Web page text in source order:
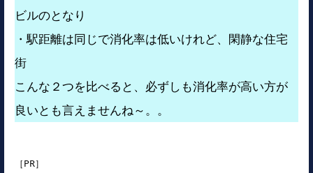
ビルのとなり
・駅距離は同じで消化率は低いけれど、閑静な住宅
街
こんな２つを比べると、必ずしも消化率が高い方が
良いとも言えませんね～。。
［PR］